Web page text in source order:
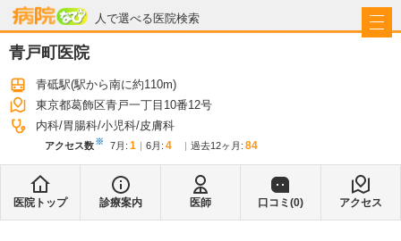
人で選べる医院検索
病院なび
青戸町医院
青砥駅(駅から南に約110m)
東京都葛飾区青戸一丁目10番12号
内科 胃腸科 小児科 皮膚科
アクセス数※ 7月 : 1 6月 : 4 過去12ヶ月: 84
医院トップ 診療案内 医師 口コミ(0) アクセス